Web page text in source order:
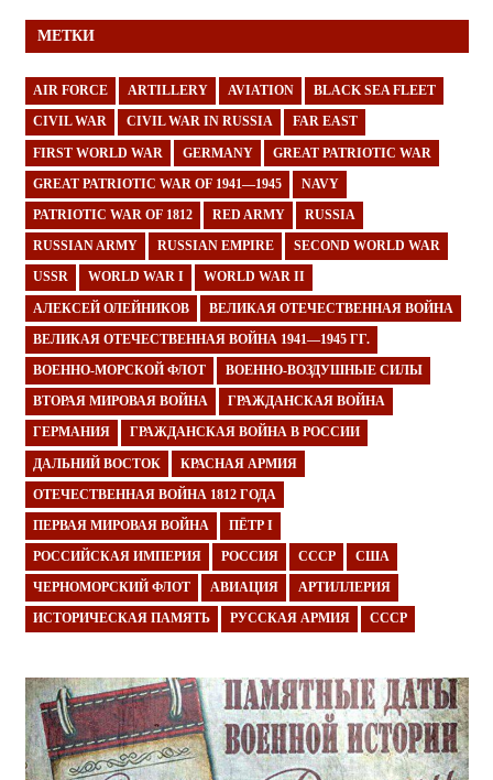
МЕТКИ
AIR FORCE ARTILLERY AVIATION BLACK SEA FLEET
CIVIL WAR CIVIL WAR IN RUSSIA FAR EAST
FIRST WORLD WAR GERMANY GREAT PATRIOTIC WAR
GREAT PATRIOTIC WAR OF 1941—1945 NAVY
PATRIOTIC WAR OF 1812 RED ARMY RUSSIA
RUSSIAN ARMY RUSSIAN EMPIRE SECOND WORLD WAR
USSR WORLD WAR I WORLD WAR II
АЛЕКСЕЙ ОЛЕЙНИКОВ ВЕЛИКАЯ ОТЕЧЕСТВЕННАЯ ВОЙНА
ВЕЛИКАЯ ОТЕЧЕСТВЕННАЯ ВОЙНА 1941—1945 ГГ.
ВОЕННО-МОРСКОЙ ФЛОТ ВОЕННО-ВОЗДУШНЫЕ СИЛЫ
ВТОРАЯ МИРОВАЯ ВОЙНА ГРАЖДАНСКАЯ ВОЙНА
ГЕРМАНИЯ ГРАЖДАНСКАЯ ВОЙНА В РОССИИ
ДАЛЬНИЙ ВОСТОК КРАСНАЯ АРМИЯ
ОТЕЧЕСТВЕННАЯ ВОЙНА 1812 ГОДА
ПЕРВАЯ МИРОВАЯ ВОЙНА ПЁТР I
РОССИЙСКАЯ ИМПЕРИЯ РОССИЯ СССР США
ЧЕРНОМОРСКИЙ ФЛОТ АВИАЦИЯ АРТИЛЛЕРИЯ
ИСТОРИЧЕСКАЯ ПАМЯТЬ РУССКАЯ АРМИЯ СССР